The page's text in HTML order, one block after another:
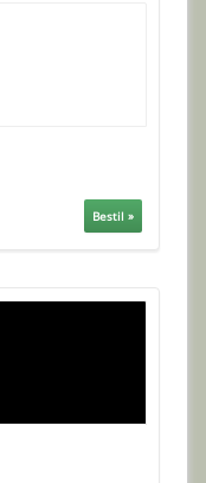
Bestil »